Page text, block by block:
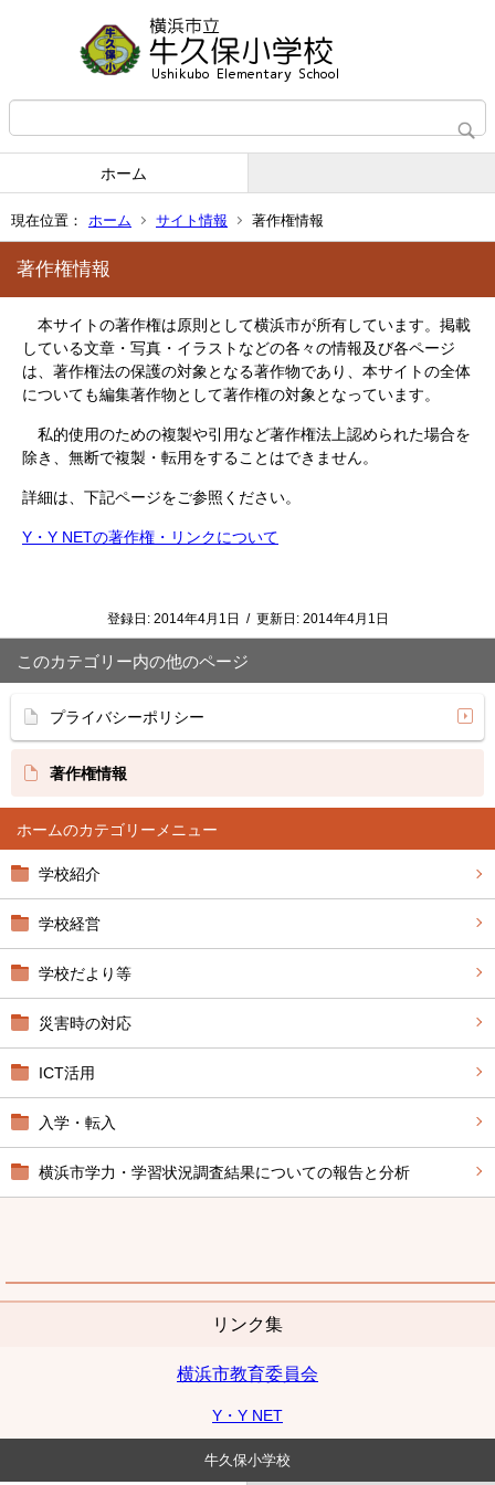
ホーム
現在位置： ホーム サイト情報 著作権情報
ホーム
学校紹介
学校経営
学校だより等
災害時の対応
ICT活用
入学・転入
横浜市学力・学習状況調査結果についての報告と分析
リンク集
横浜市教育委員会
Y・Y NET
著作権情報
本サイトの著作権は原則として横浜市が所有しています。掲載
している文章・写真・イラストなどの各々の情報及び各ページ
は、著作権法の保護の対象となる著作物であり、本サイトの全体
についても編集著作物として著作権の対象となっています。
私的使用のための複製や引用など著作権法上認められた場合を
除き、無断で複製・転用をすることはできません。
詳細は、下記ページをご参照ください。
Y・Y NETの著作権・リンクについて
登録日: 2014年4月1日 / 更新日: 2014年4月1日
このカテゴリー内の他のページ
プライバシーポリシー
著作権情報
牛久保小学校